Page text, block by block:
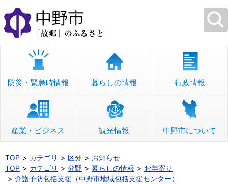
本
文
へ
移
防災・緊急時情報 暮らしの情報 行政情報
産業・ビジネス 観光情報 中野市について
TOP カテゴリ 区分
お知らせ
TOP
カテゴリ 分野 暮らしの情報
お年寄り
介護予防包括支援（中野市地域包括支援センター）